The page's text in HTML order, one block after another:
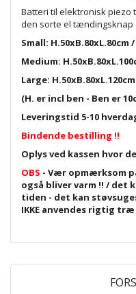
Batteri til elektronisk
den sorte el tændingsknap
Small: H.50xB.80xL.80cm
Medium:
Large:
(H. er incl ben - Ben er
Leveringstid 5-10
Bindende bestilling !!
Oplys ved kassen hvor
OBS - Vær opmærksom
også bliver varm !! / det
tiden - det kan
IKKE anvendes rigtig